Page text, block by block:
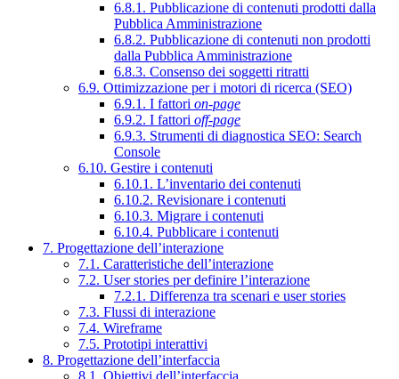
6.8.1. Pubblicazione di contenuti prodotti dalla
Pubblica Amministrazione
6.8.2. Pubblicazione di contenuti non prodotti
dalla Pubblica Amministrazione
6.8.3. Consenso dei soggetti ritratti
6.9. Ottimizzazione per i motori di ricerca (SEO)
6.9.1. I fattori on-page
6.9.2. I fattori off-page
6.9.3. Strumenti di diagnostica SEO: Search
Console
6.10. Gestire i contenuti
6.10.1. L’inventario dei contenuti
6.10.2. Revisionare i contenuti
6.10.3. Migrare i contenuti
6.10.4. Pubblicare i contenuti
7. Progettazione dell’interazione
7.1. Caratteristiche dell’interazione
7.2. User stories per definire l’interazione
7.2.1. Differenza tra scenari e user stories
7.3. Flussi di interazione
7.4. Wireframe
7.5. Prototipi interattivi
8. Progettazione dell’interfaccia
8.1. Obiettivi dell’interfaccia